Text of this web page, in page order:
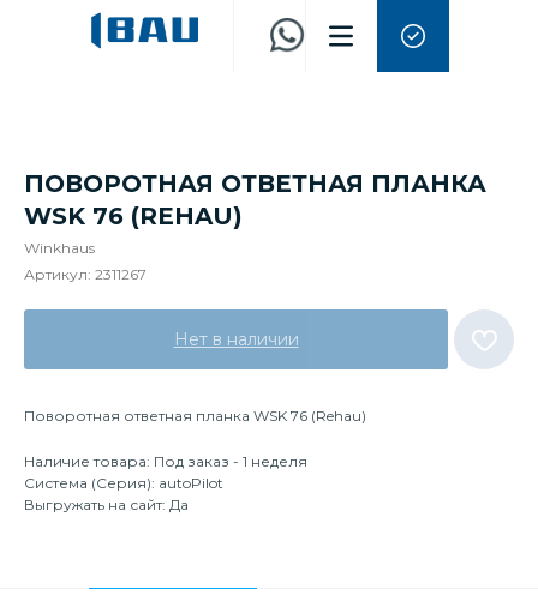
ПОВОРОТНАЯ ОТВЕТНАЯ ПЛАНКА
WSK 76 (REHAU)
Winkhaus
Артикул: 2311267
Нет в наличии
Поворотная ответная планка WSK 76 (Rehau)
Наличие товара: Под заказ - 1 неделя
Система (Серия): autoPilot
Выгружать на сайт: Да